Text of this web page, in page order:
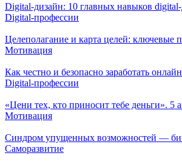
Digital-дизайн: 10 главных навыков digital-
Digital-профессии
Целеполагание и карта целей: ключевые
Мотивация
Как честно и безопасно заработать
Digital-профессии
«Цени тех, кто приносит тебе деньги».
Мотивация
Синдром упущенных возможностей —
Саморазвитие